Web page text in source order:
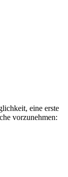
eine erste
vorzunehmen: